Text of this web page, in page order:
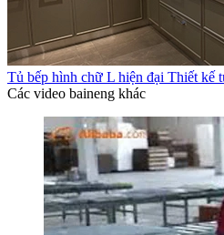
Tủ bếp hình chữ L hiện đại Thiết kế
Các video baineng khác